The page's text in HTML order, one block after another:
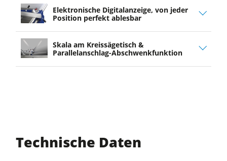
Elektronische Digitalanzeige, von jeder
Position perfekt ablesbar
Skala am Kreissägetisch &
Parallelanschlag-Abschwenkfunktion
Technische Daten